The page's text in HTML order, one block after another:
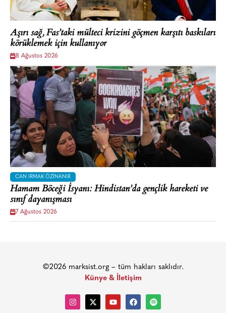
Aşırı sağ, Fas’taki mülteci krizini göçmen karşıtı baskıları
körüklemek için kullanıyor
8 Ağustos 2026
CAN IRMAK ÖZINANIR
Hamam Böceği İsyanı: Hindistan’da gençlik hareketi ve
sınıf dayanışması
7 Ağustos 2026
©2026 marksist.org – tüm hakları saklıdır.
Künye & İletişim